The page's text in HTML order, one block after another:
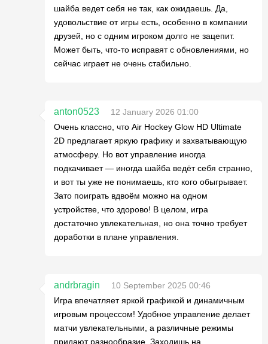
шайба ведет себя не так, как ожидаешь. Да,
удовольствие от игры есть, особенно в компании
друзей, но с одним игроком долго не зацепит.
Может быть, что-то исправят с обновлениями, но
сейчас играет не очень стабильно.
anton0523
12 January 2026 01:00
Очень классно, что Air Hockey Glow HD Ultimate
2D предлагает яркую графику и захватывающую
атмосферу. Но вот управление иногда
подкачивает — иногда шайба ведёт себя странно,
и вот ты уже не понимаешь, кто кого обыгрывает.
Зато поиграть вдвоём можно на одном
устройстве, что здорово! В целом, игра
достаточно увлекательная, но она точно требует
доработки в плане управления.
andrbragin
10 September 2025 00:46
Игра впечатляет яркой графикой и динамичным
игровым процессом! Удобное управление делает
матчи увлекательными, а различные режимы
придают разнообразие. Заходишь на